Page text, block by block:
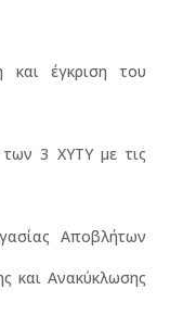
και έγκριση του
των 3 ΧΥΤΥ με τις
Αποβλήτων
και Ανακύκλωσης